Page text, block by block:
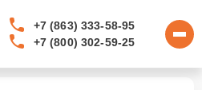
+7 (863) 333-58-95
+7 (800) 302-59-25